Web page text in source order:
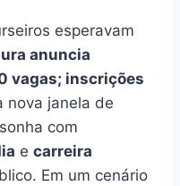
esperavam
anuncia
vagas; inscrições
nova janela de
com
e carreira
Em um cenário